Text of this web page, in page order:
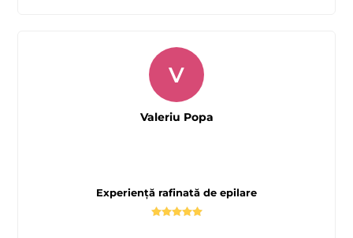
Experiență rafinată de epilare
V
Valeriu Popa